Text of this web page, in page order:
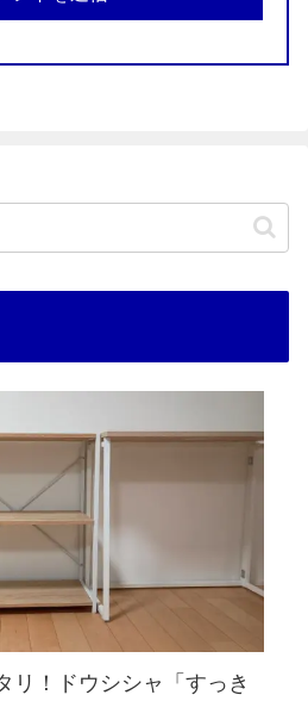
リ！ドウシシャ「すっき